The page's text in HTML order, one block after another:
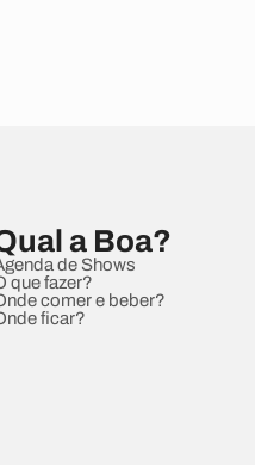
a Boa?
de Shows
que fazer?
comer e beber?
ficar?